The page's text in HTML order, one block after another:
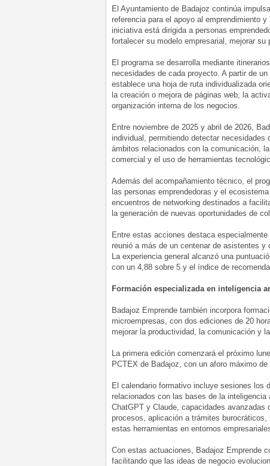
El Ayuntamiento de Badajoz continúa
referencia para el apoyo al emprendimiento
iniciativa está dirigida a personas
fortalecer su modelo empresarial, mejorar
El programa se desarrolla mediante
necesidades de cada proyecto. A partir de
establece una hoja de ruta individualizada
la creación o mejora de páginas web, la
organización interna de los negocios.
Entre noviembre de 2025 y abril de 2026,
individual, permitiendo detectar
ámbitos relacionados con la comunicación,
comercial y el uso de herramientas
Además del acompañamiento técnico, el
las personas emprendedoras y el
encuentros de networking destinados a
la generación de nuevas oportunidades de
Entre estas acciones destaca
reunió a más de un centenar de asistentes y
La experiencia general alcanzó una
con un 4,88 sobre 5 y el índice de
Formación especializada en inteligencia
Badajoz Emprende también incorpora
microempresas, con dos ediciones de 20
mejorar la productividad, la comunicación y
La primera edición comenzará el próximo
PCTEX de Badajoz, con un aforo máximo
El calendario formativo incluye sesiones los
relacionados con las bases de la
ChatGPT y Claude, capacidades
procesos, aplicación a trámites
estas herramientas en entornos
Con estas actuaciones, Badajoz Emprende
facilitando que las ideas de negocio